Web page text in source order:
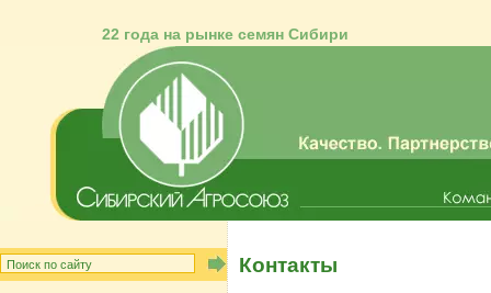
22 года на рынке семян Сибири
Контакты